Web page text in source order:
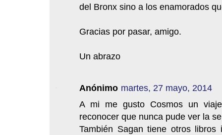
del Bronx sino a los enamorados
Gracias por pasar, amigo.
Un abrazo
Anónimo martes, 27 mayo, 2014
A mi me gusto Cosmos un
reconocer que nunca pude ver la
También Sagan tiene otros